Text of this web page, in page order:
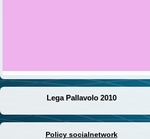
Lega Pallavolo 2010
Policy socialnetwork